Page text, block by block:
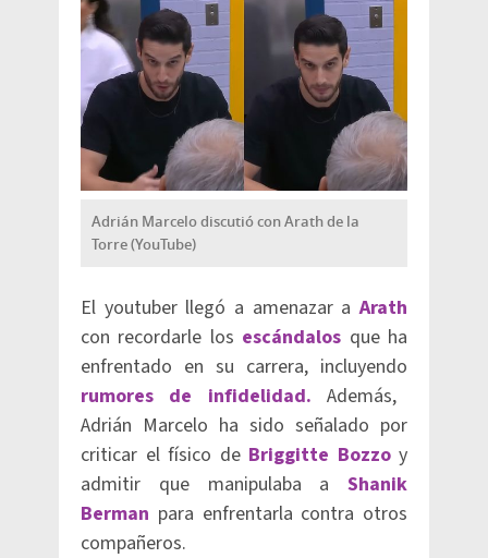
Adrián Marcelo discutió con Arath de la
Torre (YouTube)
El youtuber llegó a amenazar aArath
con recordarle los escándalos que ha
enfrentado en su carrera, incluyendo
rumores de infidelidad. Además,
Adrián Marcelo ha sido señalado por
criticar el físico de Briggitte Bozzoy
admitir que manipulaba a Shanik
Berman para enfrentarla contra otros
compañeros.